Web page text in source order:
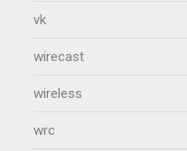
vk
wirecast
wireless
wrc